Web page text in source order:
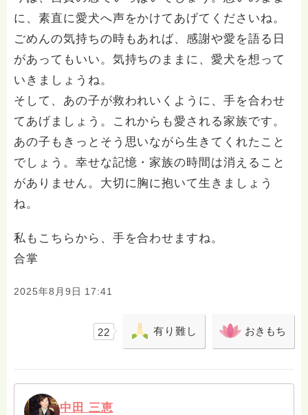
に、素直に愛犬へ声をかけてあげてくださいね。
ごめんの気持ちの時もあれば、感謝や愛を語る日
があってもいい。気持ちのままに、愛犬を想って
いきましょうね。
そして、あの子が救われいくように、手を合わせ
てあげましょう。これからも愛される家族です。
あの子もきっとそう思いながら生きてくれたこと
でしょう。幸せな記憶・家族の時間は消えること
がありません。大切に胸に抱いて生きましょう
ね。
私もこちらから、手を合わせますね。
合掌
2025年8月9日 17:41
22 有り難し おきもち
中田 三恵